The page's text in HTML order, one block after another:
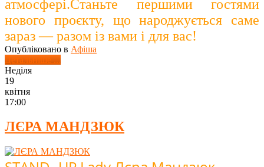
атмосфері.Станьте першими гостями
нового проєкту, що народжується саме
зараз — разом із вами і для вас!
Опубліковано в Афіша
Детальніше ...
Неділя
19
квітня
17:00
ЛЄРА МАНДЗЮК